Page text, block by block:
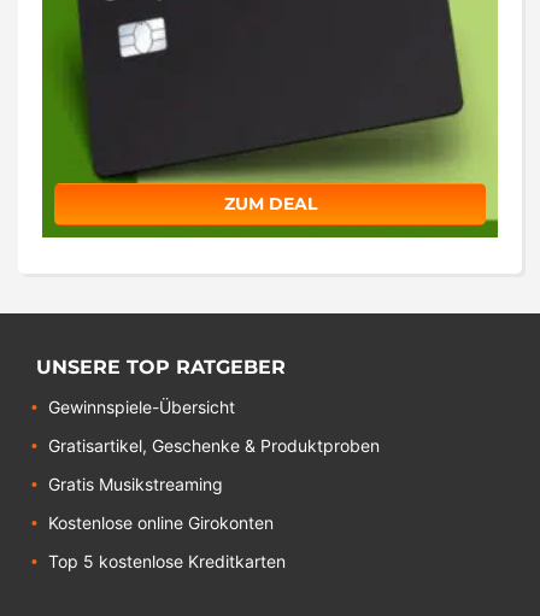
ZUM DEAL
UNSERE TOP RATGEBER
Gewinnspiele-Übersicht
Gratisartikel, Geschenke & Produktproben
Gratis Musikstreaming
Kostenlose online Girokonten
Top 5 kostenlose Kreditkarten